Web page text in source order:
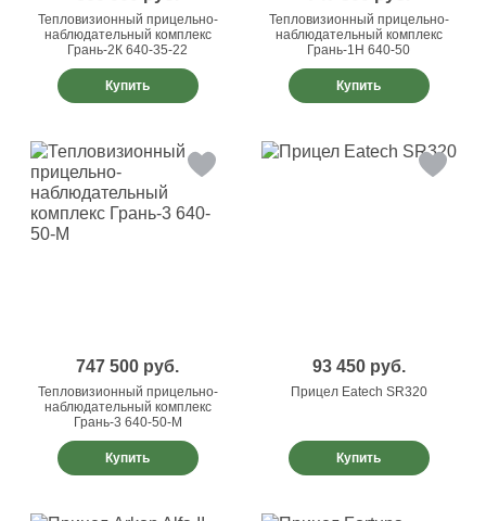
Тепловизионный прицельно-
наблюдательный комплекс
Грань-2К 640-35-22
Купить
Тепловизионный прицельно-
наблюдательный комплекс
Грань-1Н 640-50
Купить
747 500 руб.
Тепловизионный прицельно-
наблюдательный комплекс
Грань-3 640-50-М
Купить
93 450 руб.
Прицел Eatech SR320
Купить